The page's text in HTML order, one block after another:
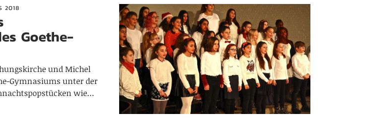
2018
Goethe-
und Michel
Gymnasiums unter der
wie…